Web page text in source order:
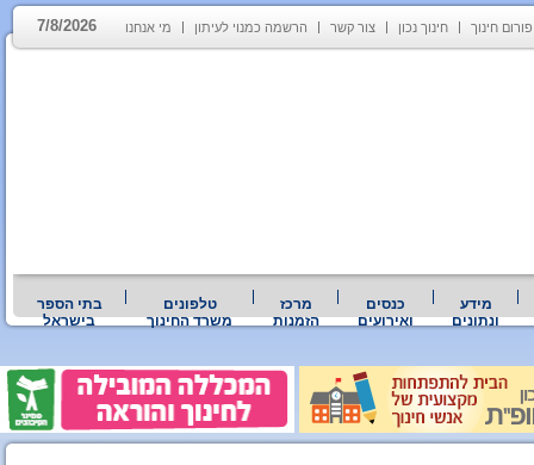
פורום חינוך חינוך נכון צור קשר הרשמה כמנוי לעיתון מי אנחנו 7/8/2026
מידע
ונתונים
כנסים
ואירועים
מרכז
הזמנות
טלפונים
משרד החינוך
בתי הספר
בישראל